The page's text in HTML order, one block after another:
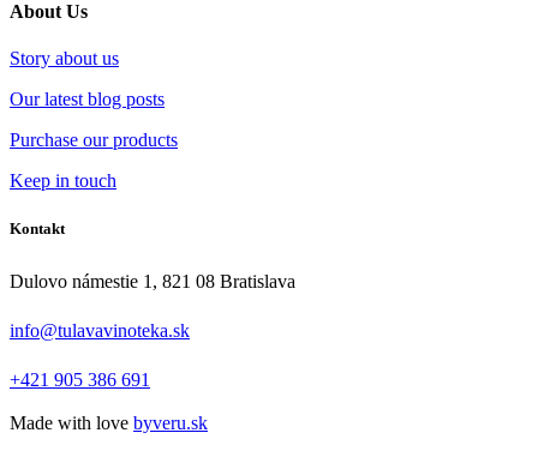
About Us
Story about us
Our latest blog posts
Purchase our products
Keep in touch
Kontakt
Dulovo námestie 1, 821 08 Bratislava
info@tulavavinoteka.sk
+421 905 386 691
Made with love byveru.sk